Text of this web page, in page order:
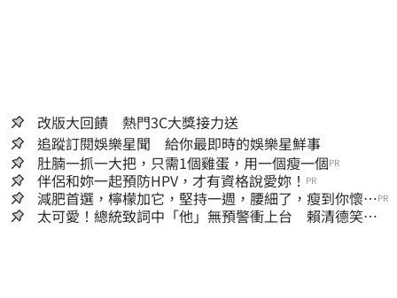
改版大回饋 熱門3C大獎接力送
追蹤訂閱娛樂星聞 給你最即時的娛樂星鮮事
肚腩一抓一大把，只需1個雞蛋，用一個瘦一個PR
伴侶和妳一起預防HPV，才有資格說愛妳！ PR
減肥首選，檸檬加它，堅持一週，腰細了，瘦到你懷疑
人生
PR
太可愛！總統致詞中「他」無預警衝上台 賴清德笑